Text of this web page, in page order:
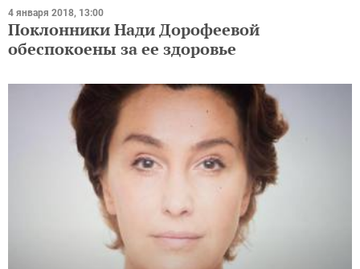
4 января 2018, 13:00
Поклонники Нади Дорофеевой
обеспокоены за ее здоровье